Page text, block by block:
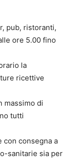
pub, ristoranti,
ore 5.00 fino
la
ricettive
massimo di
tutti
con consegna a
sanitarie sia per